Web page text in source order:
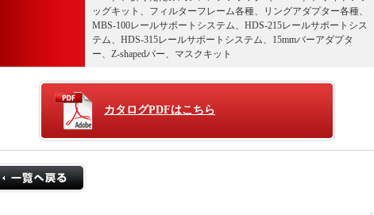
ッグキット、フィルターフレーム各種、リングアダプター各種、
MBS-100レールサポートシステム、HDS-215レールサポートシス
テム、HDS-315レールサポートシステム、15mmバーアダプタ
ー、Z-shapedバー、マスクキット
カタログPDFはこちら